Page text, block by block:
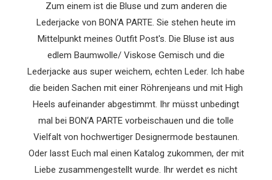
Zum einem ist die Bluse und zum anderen die
Lederjacke von BON‘A PARTE. Sie stehen heute im
Mittelpunkt meines Outfit Post's. Die Bluse ist aus
edlem Baumwolle/ Viskose Gemisch und die
Lederjacke aus super weichem, echten Leder. Ich habe
die beiden Sachen mit einer Röhrenjeans und mit High
Heels aufeinander abgestimmt. Ihr müsst unbedingt
mal bei BON‘A PARTE vorbeischauen und die tolle
Vielfalt von hochwertiger Designermode bestaunen.
Oder lasst Euch mal einen Katalog zukommen, der mit
Liebe zusammengestellt wurde. Ihr werdet es nicht